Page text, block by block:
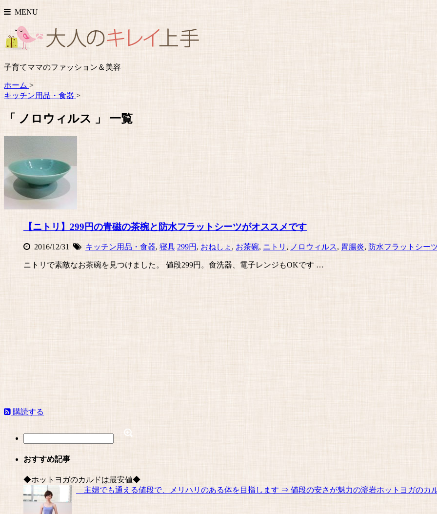
MENU
子育てママのファッション＆美容
ホーム >
キッチン用品・食器 >
「 ノロウィルス 」 一覧
【ニトリ】299円の青磁の茶椀と防水フラットシーツがオススメです
2016/12/31 キッチン用品・食器, 寝具 299円 , おねしょ , お茶碗, ニトリ , ノロウィルス, 胃腸炎, 防水フラットシー
ニトリで素敵なお茶碗を見つけました。 値段299円。食洗器、電子レンジもOKです …
購読する
おすすめ記事
◆ホットヨガのカルドは最安値◆
主婦でも通える値段で、メリハリのある体を目指します ⇒ 値段の安さが魅力の溶岩ホットヨガのカ